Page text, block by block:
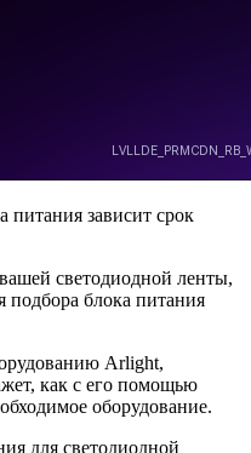
питания зависит срок
светодиодной ленты,
подбора блока питания
Arlight,
как с его помощью
оборудование.
для светодиодной